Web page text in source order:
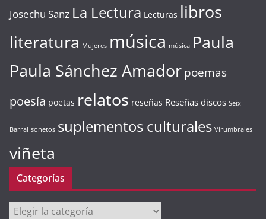
Josechu Sanz La Lectura Lecturas libros
literatura Mujeres música música Paula
Paula Sánchez Amadorpoemas
poesía poetas relatos reseñas Reseñas discos Seix
Barral sonetos suplementos culturales Virumbrales
viñeta
Categorías
Categorías